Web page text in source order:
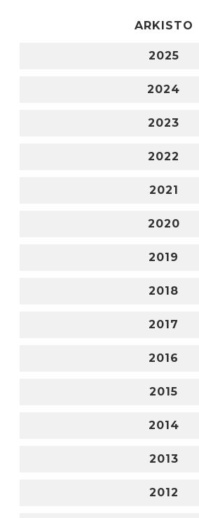
ARKISTO
2025
2024
2023
2022
2021
2020
2019
2018
2017
2016
2015
2014
2013
2012